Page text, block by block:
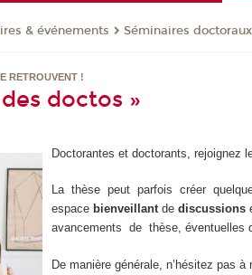
& événements Séminaires doctoraux
RETROUVENT !
doctos »
Doctorantes et doctorants, rejoignez
La thèse peut parfois créer
espace bienveillantdediscussions
avancements de thèse, éventuelles
De manière générale, n’hésitez pas à